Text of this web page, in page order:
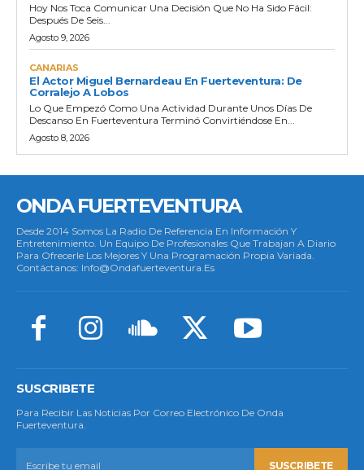
Hoy Nos Toca Comunicar Una Decisión Que No Ha Sido Fácil:
Después De Seis...
Agosto 9, 2026
CANARIAS
El Actor Miguel Bernardeau En Fuerteventura: De
Corralejo A Lobos
Lo Que Empezó Como Una Actividad Durante Unos Días De
Descanso En Fuerteventura Terminó Convirtiéndose En...
Agosto 8, 2026
ONDA FUERTEVENTURA
Desde 2014 Somos La Radio De Referencia En Información Y
Entretenimiento. Un Equipo De Profesionales Que Trabajan A Diario
Para Ofrecerle Los Mejores Y Una Programación Propia Variada.
Contáctanos: Info@ondafuerteventura.es
SUSCRIBETE
Para Recibir Las Noticias Por Correo Electrónico De Onda
Fuerteventura.
SUSCRIBETE